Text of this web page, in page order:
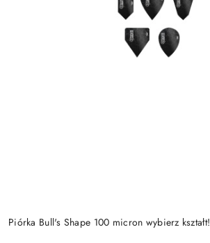
Piórka Bull's Shape 100 micron wybierz kształt!